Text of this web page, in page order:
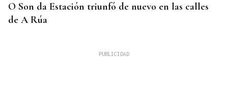
O Son da Estación triunfó de nuevo en las calles
de A Rúa